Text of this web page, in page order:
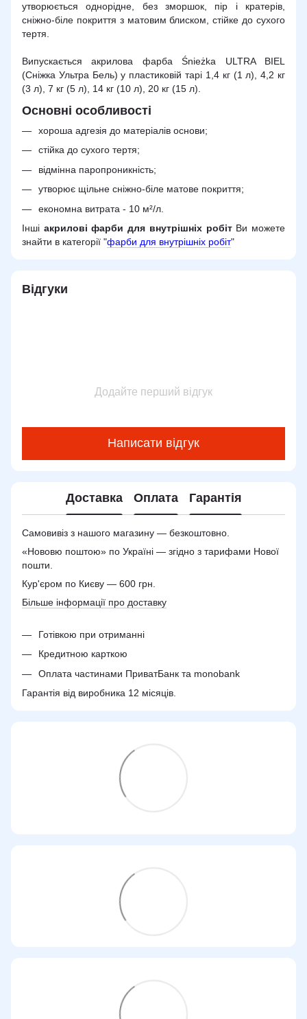
утворюється однорідне, без зморшок, пір і кратерів,
сніжно-біле покриття з матовим блиском, стійке до сухого
тертя.
Випускається акрилова фарба Śnieżka ULTRA BIEL
(Сніжка Ультра Бель) у пластиковій тарі 1,4 кг (1 л), 4,2 кг
(3 л), 7 кг (5 л), 14 кг (10 л), 20 кг (15 л).
Основні особливості
хороша адгезія до матеріалів основи;
стійка до сухого тертя;
відмінна паропроникність;
утворює щільне сніжно-біле матове покриття;
економна витрата - 10 м²/л.
Інші акрилові фарби для внутрішніх робітВи можете
знайти в категорії "фарби для внутрішніх робіт"
Відгуки
Додайте перший відгук
Написати відгук
Доставка Оплата Гарантія
Самовивіз з нашого магазину — безкоштовно.
«Нововю поштою» по Україні — згідно з тарифами Нової
пошти.
Кур'єром по Києву — 600 грн.
Більше інформації про доставку
Готівкою при отриманні
Кредитною карткою
Оплата частинами ПриватБанк та monobank
Гарантія від виробника 12 місяців.